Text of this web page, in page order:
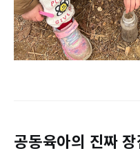
공동육아의 진짜